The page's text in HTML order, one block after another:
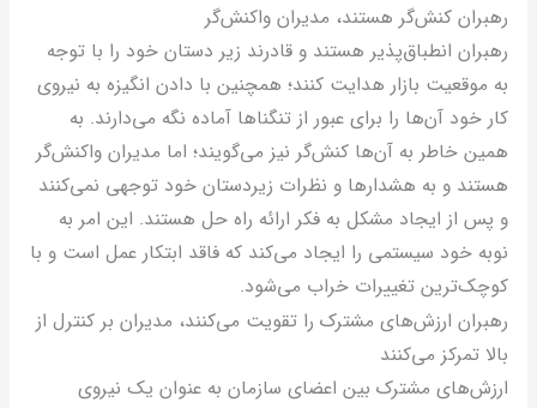
کنش‌گر هستند، مدیران واکنش‌گر
انطباق‌پذیر هستند و قادرند زیر دستان خود را با توجه
موقعیت بازار هدایت کنند؛ همچنین با دادن انگیزه به نیروی
خود آن‌ها را برای عبور از تنگنا‌ها آماده نگه می‌دارند. به
خاطر به آن‌ها کنش‌گر نیز می‌گویند؛ اما مدیران واکنش‌گر
و به هشدار‌ها و نظرات زیردستان خود توجهی نمی‌کنند
پس از ایجاد مشکل به فکر ارائه راه حل هستند. این امر به
خود سیستمی را ایجاد می‌کند که فاقد ابتکار عمل است و با
تغییرات خراب می‌شود.
ارزش‌های مشترک را تقویت می‌کنند، مدیران بر کنترل از
تمرکز می‌کنند
مشترک بین اعضای سازمان به عنوان یک نیروی